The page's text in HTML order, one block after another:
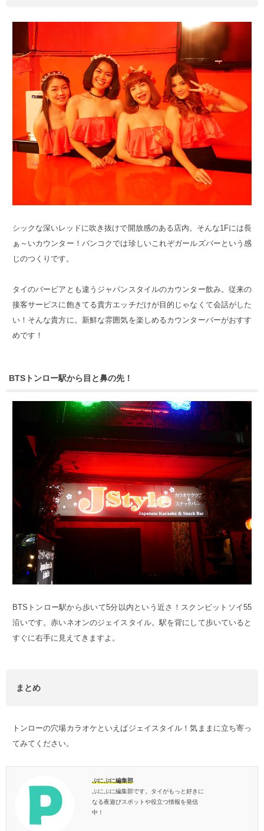
シックな深いレッドに吹き抜けで開放感のある店内。そんな1Fには長
ぁ～いカウンター！バンコクでは珍しいこれぞガールズバーという感
じのつくりです。
タイのバービアとも違うジャパンスタイルのカウンター飲み。従来の
接客サービスに飽きてる貴方エッチだけが目的じゃなくて会話がした
い！そんな貴方に。新鮮な雰囲気を楽しめるカウンターバーがおすす
めです！
BTSトンロー駅から目と鼻の先！
BTSトンロー駅から歩いて5分以内という近さ！スクンビットソイ55
沿いです。赤いネオンのジェイスタイル。駅を背にして歩いていると
すぐに右手に見えてきますよ。
まとめ
トンローの穴場カラオケといえばジェイスタイル！気ままに立ち寄っ
てみてください。
ぷにぷに編集部
ぷにぷに編集部です。タイがもっと好きに
なる夜遊びスポットや役立つ情報を発信
中！